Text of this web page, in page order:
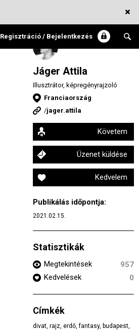
Regisztráció / Bejelentkezés
Jáger Attila
Illusztrátor, képregényrajzoló
Franciaország
/jager.attila
Követem
Üzenet küldése
Kedvelem
Publikálás időpontja:
2021.02.15.
Statisztikák
Megtekintések
957
Kedvelések
0
Címkék
divat, rajz, erdő,fantasy, budapest,